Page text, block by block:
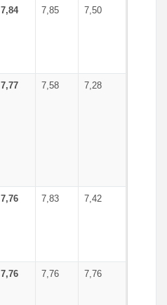
7,84 7,85 7,50
7,77 7,58 7,28
7,76 7,83 7,42
7,76 7,76 7,76